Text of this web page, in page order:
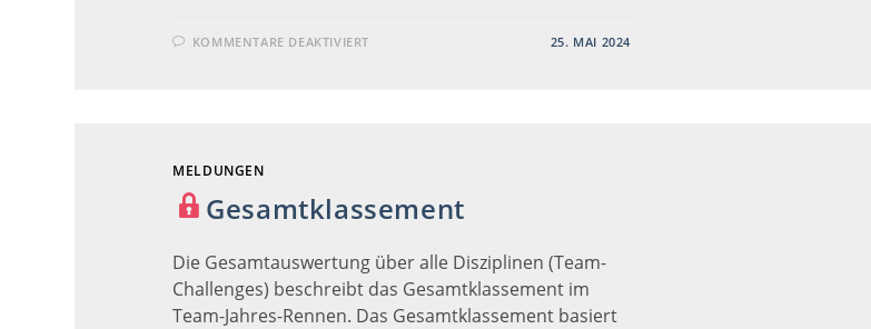
KOMMENTARE DEAKTIVIERT 25. MAI 2024
MELDUNGEN
Gesamtklassement
Die Gesamtauswertung über alle Disziplinen (Team-
Challenges) beschreibt das Gesamtklassement im
Team-Jahres-Rennen. Das Gesamtklassement basiert